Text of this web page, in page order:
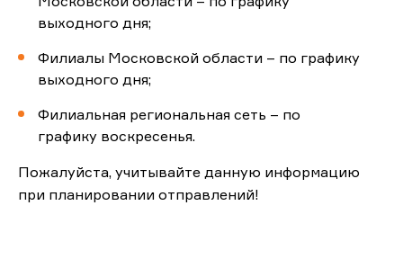
выходного дня;
Филиалы Московской области – по графику
выходного дня;
Филиальная региональная сеть – по
графику воскресенья.
Пожалуйста, учитывайте данную информацию
при планировании отправлений!